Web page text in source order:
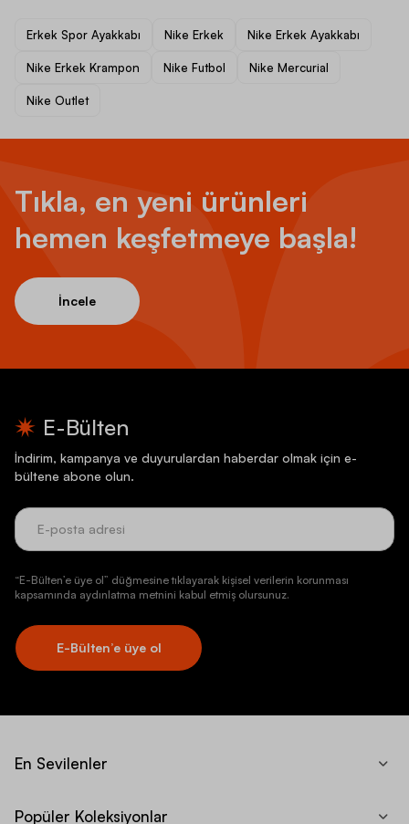
Erkek Spor Ayakkabı Nike Erkek Nike Erkek Ayakkabı
Nike Erkek Krampon Nike Futbol Nike Mercurial
Nike Outlet
Tıkla, en yeni ürünleri
hemen keşfetmeye başla!
İncele
E-Bülten
İndirim, kampanya ve duyurulardan haberdar olmak için e-
bültene abone olun.
“E-Bülten’e üye ol” düğmesine tıklayarak kişisel verilerin korunması
kapsamında aydınlatma metnini kabul etmiş olursunuz.
E-Bülten’e üye ol
En Sevilenler
Popüler Koleksiyonlar